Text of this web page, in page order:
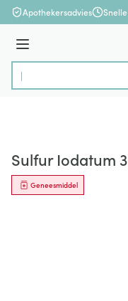
Ga naar de inhoud
Apothekersadvies
Menu
Product, merk,
Sulfur Iodatum
Geneesmiddel